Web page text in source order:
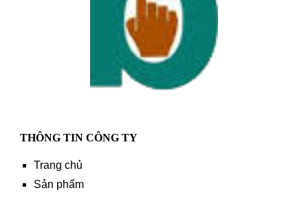
THÔNG TIN CÔNG TY
Trang chủ
Sản phẩm